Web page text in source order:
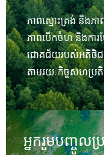
ភាពស្មោះត្រង់ និងភ
ភាពបើកចំហ និងការច
ជោគជ័យរបស់អតិថិជ
តាមរយៈកិច្ចសហប្រតិ
អ្នករួមបញ្ចូល